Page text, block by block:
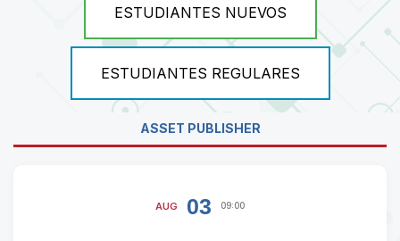
ESTUDIANTES NUEVOS
ESTUDIANTES REGULARES
ASSET PUBLISHER
AUG 03 09:00